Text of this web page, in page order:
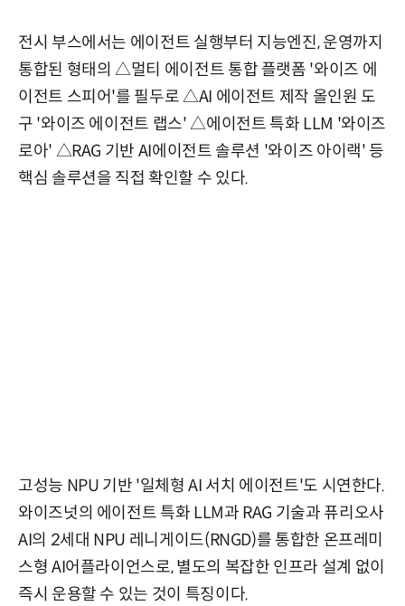
전시 부스에서는 에이전트 실행부터 지능엔진, 운영까지
통합된 형태의 △멀티 에이전트 통합 플랫폼 '와이즈 에
이전트 스피어'를 필두로 △AI 에이전트 제작 올인원 도
구 '와이즈 에이전트 랩스' △에이전트 특화 LLM '와이즈
로아' △RAG 기반 AI에이전트 솔루션 '와이즈 아이랙' 등
핵심 솔루션을 직접 확인할 수 있다.
고성능 NPU 기반 '일체형 AI 서치 에이전트'도 시연한다.
와이즈넛의 에이전트 특화 LLM과 RAG 기술과 퓨리오사
AI의 2세대 NPU 레니게이드(RNGD)를 통합한 온프레미
스형 AI어플라이언스로, 별도의 복잡한 인프라 설계 없이
즉시 운용할 수 있는 것이 특징이다.